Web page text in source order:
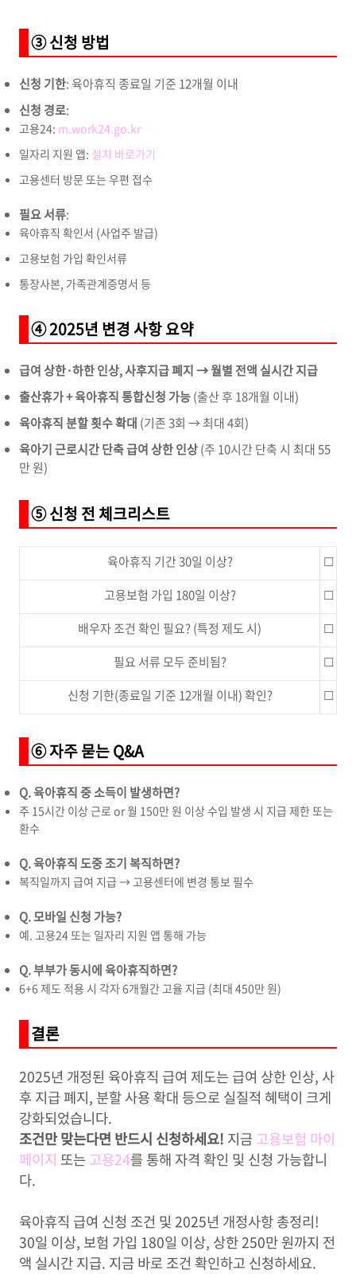
③ 신청 방법
신청 기한: 육아휴직 종료일 기준 12개월 이내
신청 경로:
고용24: m.work24.go.kr
일자리 지원 앱: 설치 바로가기
고용센터 방문 또는 우편 접수
필요 서류:
육아휴직 확인서 (사업주 발급)
고용보험 가입 확인서류
통장사본, 가족관계증명서 등
④ 2025년 변경 사항 요약
급여 상한·하한 인상, 사후지급 폐지 → 월별 전액 실시간 지급
출산휴가 + 육아휴직 통합신청 가능(출산 후 18개월 이내)
육아휴직 분할 횟수 확대 (기존 3회 → 최대 4회)
육아기 근로시간 단축 급여 상한 인상(주 10시간 단축 시 최대 55
만 원)
⑤ 신청 전 체크리스트
육아휴직 기간 30일 이상?
☐
고용보험 가입 180일 이상?
☐
배우자 조건 확인 필요? (특정 제도 시)
☐
필요 서류 모두 준비됨?
☐
신청 기한(종료일 기준 12개월 이내) 확인?
☐
⑥ 자주 묻는 Q&A
Q. 육아휴직 중 소득이 발생하면?
주 15시간 이상 근로 or 월 150만 원 이상 수입 발생 시 지급 제한 또는
환수
Q. 육아휴직 도중 조기 복직하면?
복직일까지 급여 지급 → 고용센터에 변경 통보 필수
Q. 모바일 신청 가능?
예. 고용24 또는 일자리 지원 앱 통해 가능
Q. 부부가 동시에 육아휴직하면?
6+6 제도 적용 시 각자 6개월간 고율 지급 (최대 450만 원)
결론
2025년 개정된 육아휴직 급여 제도는 급여 상한 인상, 사
후 지급 폐지, 분할 사용 확대 등으로 실질적 혜택이 크게
강화되었습니다.
조건만 맞는다면 반드시 신청하세요! 지금고용보험 마이
페이지 또는고용24를 통해 자격 확인 및 신청 가능합니
다.
육아휴직 급여 신청 조건 및 2025년 개정사항 총정리!
30일 이상, 보험 가입 180일 이상, 상한 250만 원까지 전
액 실시간 지급. 지금 바로 조건 확인하고 신청하세요.